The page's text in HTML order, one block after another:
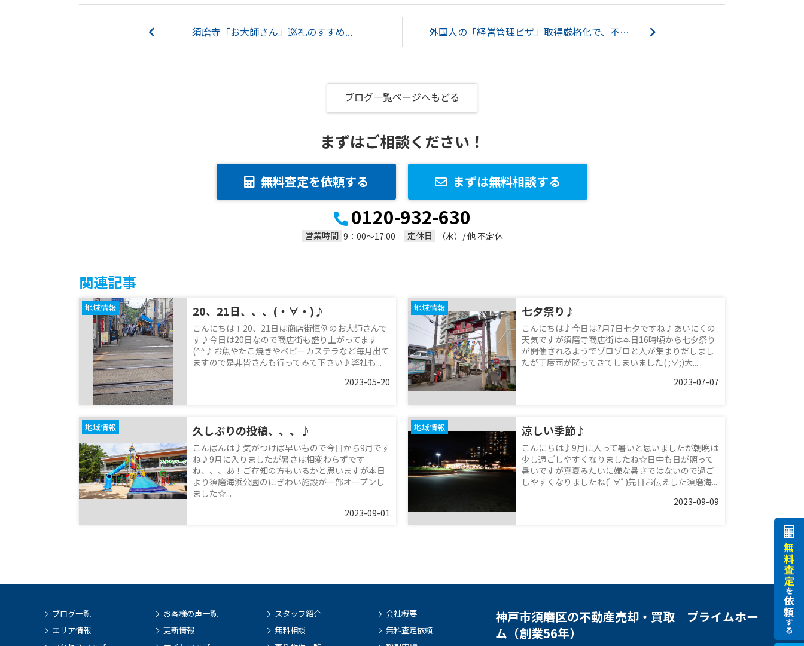
須磨寺「お大師さん」巡礼のすすめ... 外国人の「経営管理ビザ」取得厳格化で、不動産価格の高騰に歯止めがかかるのか！？...
ブログ一覧ページへもどる
まずはご相談ください！
無料査定を依頼する まずは無料相談する
0120-932-630
営業時間 9：00～17:00 定休日 （水）/ 他 不定休
関連記事
地域情報 20、21日、、、(・∀・)♪
こんにちは！20、21日は商店街恒例のお大師さんで
す♪今日は20日なので商店街も盛り上がってます
(^^♪お魚やたこ焼きやベビーカステラなど毎月出て
ますので是非皆さんも行ってみて下さい♪弊社も...
2023-05-20
地域情報 七夕祭り♪
こんにちは♪今日は7月7日七夕ですね♪あいにくの
天気ですが須磨寺商店街は本日16時頃から七夕祭り
が開催されるようでゾロゾロと人が集まりだしまし
たが丁度雨が降ってきてしまいました( ;∀;)大...
2023-07-07
地域情報 久しぶりの投稿、、、♪
こんばんは♪気がつけば早いもので今日から9月です
ね♪9月に入りましたが暑さは相変わらずです
ね、、、あ！ご存知の方もいるかと思いますが本日
より須磨海浜公園のにぎわい施設が一部オープンし
ました☆...
2023-09-01
地域情報 涼しい季節♪
こんにちは♪9月に入って暑いと思いましたが朝晩は
少し過ごしやすくなりましたね☆日中も日が照って
暑いですが真夏みたいに嫌な暑さではないので過ご
しやすくなりましたね(ﾟ∀ﾟ)先日お伝えした須磨海...
2023-09-09
ブログ一覧
エリア情報
お客様の声一覧
更新情報
スタッフ紹介
無料相談
会社概要
無料査定依頼
神戸市須磨区の不動産売却・買取｜プライムホー
ム（創業56年）